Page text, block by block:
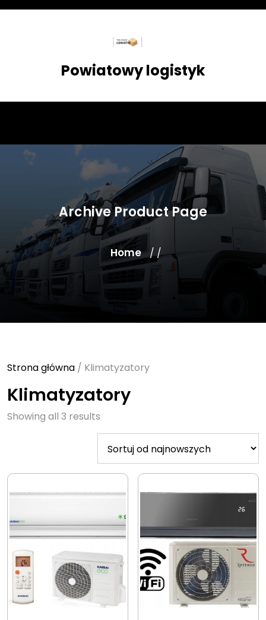
Skip
Powiatowy logistyk
Archive Product Page
Home / /
Strona główna / Klimatyzatory
Klimatyzatory
Showing all 3 results
by
latest